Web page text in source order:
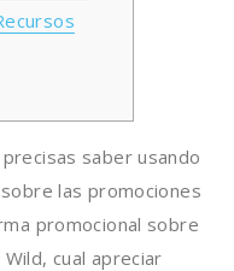
saber usando
las promociones
promocional sobre
cual apreciar